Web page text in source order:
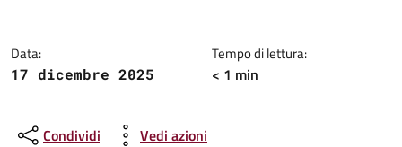
Data:
17 dicembre 2025
Tempo di lettura:
< 1 min
Condividi Vedi azioni